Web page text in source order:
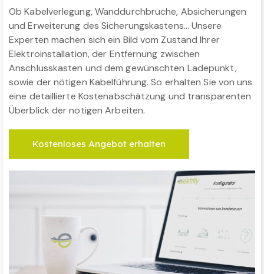
Ob Kabelverlegung, Wanddurchbrüche, Absicherungen
und Erweiterung des Sicherungskastens… Unsere
Experten machen sich ein Bild vom Zustand Ihrer
Elektroinstallation, der Entfernung zwischen
Anschlusskasten und dem gewünschten Ladepunkt,
sowie der nötigen Kabelführung. So erhalten Sie von uns
eine detaillierte Kostenabschätzung und transparenten
Überblick der nötigen Arbeiten.
Kostenloses Angebot erhalten